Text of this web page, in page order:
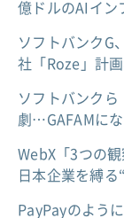
億ドルのAIイン
ソフトバンクG
社「Roze」計
ソフトバンク
劇…GAFAMにな
WebX「3つの
日本企業を縛
PayPayのよう